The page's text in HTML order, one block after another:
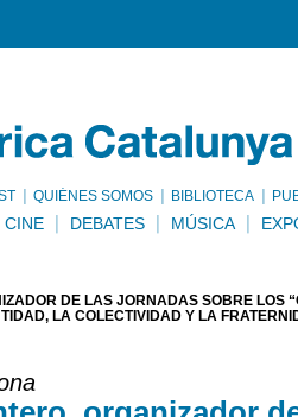
QUIÉNES SOMOS BIBLIOTECA
CINE DEBATES MÚSICA
DE LAS JORNADAS SOBRE
LA COLECTIVIDAD Y LA